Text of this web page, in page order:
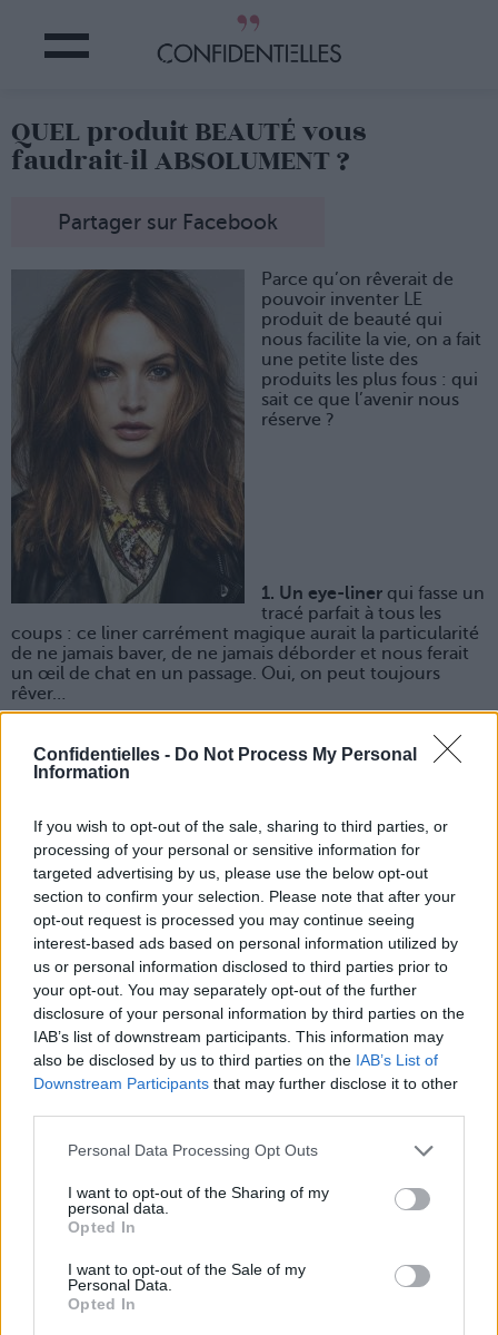
Confidentielles - Do Not Process My Personal
Information
If you wish to opt-out of the sale, sharing to third parties, or
processing of your personal or sensitive information for
targeted advertising by us, please use the below opt-out
section to confirm your selection. Please note that after your
opt-out request is processed you may continue seeing
interest-based ads based on personal information utilized by
us or personal information disclosed to third parties prior to
your opt-out. You may separately opt-out of the further
disclosure of your personal information by third parties on the
IAB’s list of downstream participants. This information may
also be disclosed by us to third parties on the IAB’s List of
Downstream Participants that may further disclose it to other
Personal Data Processing Opt Outs
I want to opt-out of the Sharing of my
personal data.
Opted In
I want to opt-out of the Sale of my
Personal Data.
Opted In
QUEL produit BEAUTÉ vous
faudrait-il ABSOLUMENT ?
Partager sur Facebook
Parce qu’on rêverait de
pouvoir inventer LE
produit de beauté qui
nous facilite la vie, on a fait
une petite liste des
produits les plus fous : qui
sait ce que l’avenir nous
réserve ?
1. Un eye-liner qui fasse un
tracé parfait à tous les
coups : ce liner carrément magique aurait la particularité
de ne jamais baver, de ne jamais déborder et nous ferait
un œil de chat en un passage. Oui, on peut toujours
rêver…
instantanément après la douche. Un genre de serviette
méga absorbante qui choperait l’humidité en 1 minute
chrono, sans qu’on ait besoin de sortir le sèche-cheveux.
make-up et qui hydrate en même temps. Plus besoin
d’appliquer un soin hydratant après le démaquillage, en
un passage on aurait la peau nettoyée et nourrie. Et hop
au dodo !
4. Une crème anti-cellulitequi s’applique en un clin
d’œil, sans massage. Exit le massage circulaire pour bien
même temps.
besoin d’être rincé le matin. On applique la nuit, et au
petit matin la chevelure serait propre et canon !
avec un produit qui tienne 8 jours (juste le temps qu’on
s’en lasse) sans s’écailler. Tant qu’à faire, il hydraterait les
ongles en même temps.